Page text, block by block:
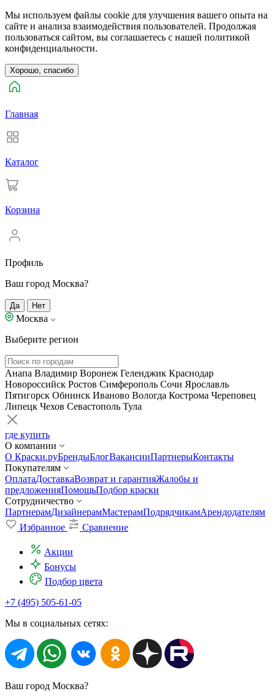
Мы используем файлы cookie для улучшения вашего опыта на
сайте и анализа взаимодействия пользователей. Продолжая
пользоваться сайтом, вы соглашаетесь с нашей политикой
конфиденциальности.
Хорошо, спасибо
Главная
Каталог
Корзина
Профиль
Ваш город Москва?
Да Нет
Москва
Выберите регион
Анапа Владимир Воронеж Геленджик Краснодар
Новороссийск Ростов Симферополь Сочи Ярославль
Пятигорск Обнинск Иваново Вологда Кострома Череповец
Липецк Чехов Севастополь Тула
где купить
О компании
О Краски.руБрендыБлогВакансииПартнерыКонтакты
Покупателям
ОплатаДоставкаВозврат и гарантияЖалобы и
предложенияПомощьПодбор краски
Сотрудничество
ПартнерамДизайнерамМастерамПодрядчикамАрендодателям
Избранное
Сравнение
Акции
Бонусы
Подбор цвета
+7 (495) 505-61-05
Мы в социальных сетях:
Ваш город Москва?